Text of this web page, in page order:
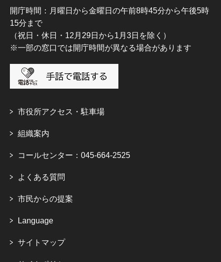
開庁時間：月曜日から金曜日の午前8時45分から午後5時
15分まで
（祝日・休日・12月29日から1月3日を除く）
※一部の窓口では開庁時間が異なる場合があります
市役所アクセス・駐車場
組織案内
コールセンター：045-664-2525
よくある質問
市民からの提案
Language
サイトマップ